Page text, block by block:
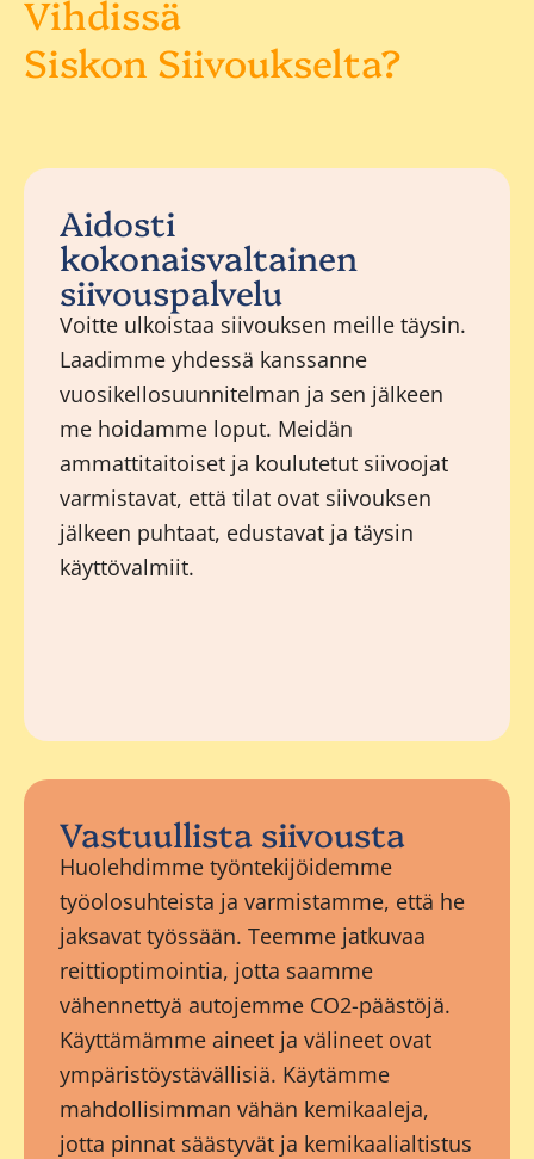
Vihdissä
Siskon Siivoukselta?
Aidosti
kokonaisvaltainen
siivouspalvelu
Voitte ulkoistaa siivouksen meille täysin.
Laadimme yhdessä kanssanne
vuosikellosuunnitelman ja sen jälkeen
me hoidamme loput. Meidän
ammattitaitoiset ja koulutetut siivoojat
varmistavat, että tilat ovat siivouksen
jälkeen puhtaat, edustavat ja täysin
käyttövalmiit.
Vastuullista siivousta
Huolehdimme työntekijöidemme
työolosuhteista ja varmistamme, että he
jaksavat työssään. Teemme jatkuvaa
reittioptimointia, jotta saamme
vähennettyä autojemme CO2-päästöjä.
Käyttämämme aineet ja välineet ovat
ympäristöystävällisiä. Käytämme
mahdollisimman vähän kemikaaleja,
jotta pinnat säästyvät ja kemikaalialtistus